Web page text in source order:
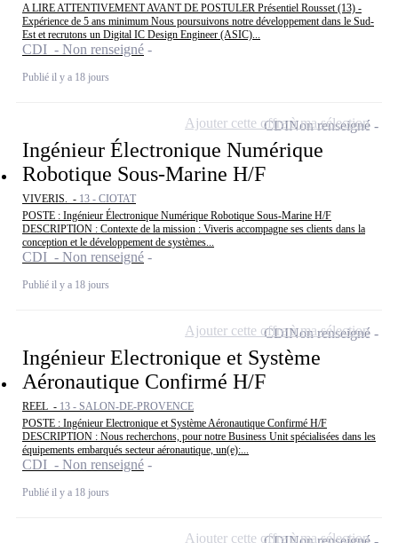
A LIRE ATTENTIVEMENT AVANT DE POSTULER Présentiel Rousset (13) -
Expérience de 5 ans minimum Nous poursuivons notre développement dans le Sud-
Est et recrutons un Digital IC Design Engineer (ASIC)...
CDI - Non renseigné
Publié il y a 18 jours
Ingénieur Électronique Numérique
Robotique Sous-Marine H/F
VIVERIS. - 13 - CIOTAT
POSTE : Ingénieur Électronique Numérique Robotique Sous-Marine H/F
DESCRIPTION : Contexte de la mission : Viveris accompagne ses clients dans la
conception et le développement de systèmes...
CDI - Non renseigné
Publié il y a 18 jours
CDINon renseigné
Ajouter cette offre à ma sélection
Ingénieur Electronique et Système
Aéronautique Confirmé H/F
REEL - 13 - SALON-DE-PROVENCE
POSTE : Ingénieur Electronique et Système Aéronautique Confirmé H/F
DESCRIPTION : Nous recherchons, pour notre Business Unit spécialisées dans les
équipements embarqués secteur aéronautique, un(e):...
CDI - Non renseigné
Publié il y a 18 jours
CDINon renseigné
Ajouter cette offre à ma sélection
Ajouter cette offre à ma sélection